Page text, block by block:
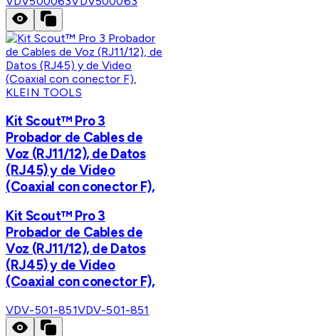
KLEIN TOOLS
Kit Scout™ Pro 3
Probador de Cables de
Voz (RJ11/12), de Datos
(RJ45) y de Video
(Coaxial con conector F),
Kit Scout™ Pro 3
Probador de Cables de
Voz (RJ11/12), de Datos
(RJ45) y de Video
(Coaxial con conector F),
VDV-501-851VDV-501-851